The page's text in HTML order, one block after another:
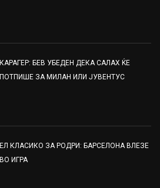
КАРАГЕР: БЕВ УБЕДЕН ДЕКА САЛАХ ЌЕ
ПОТПИШЕ ЗА МИЛАН ИЛИ ЈУВЕНТУС
ЕЛ КЛАСИКО ЗА РОДРИ: БАРСЕЛОНА ВЛЕЗЕ
ВО ИГРА